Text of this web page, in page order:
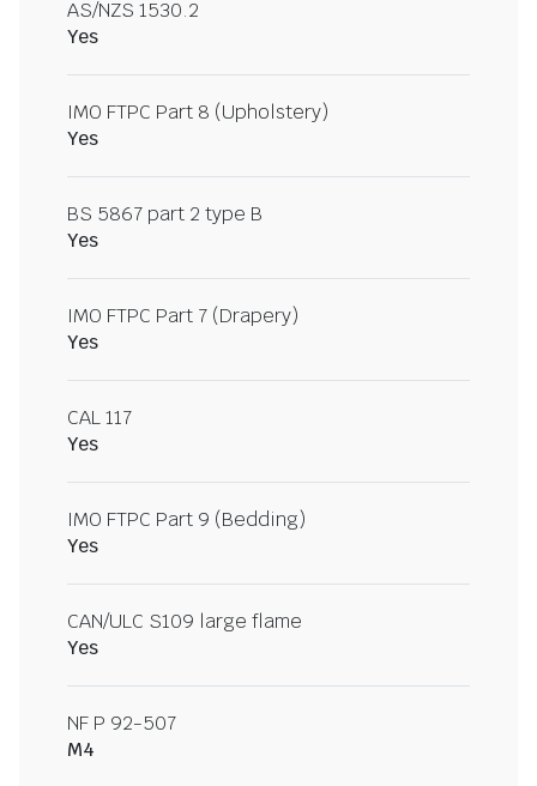
AS/NZS 1530.2
Yes
IMO FTPC Part 8 (Upholstery)
Yes
BS 5867 part 2 type B
Yes
IMO FTPC Part 7 (Drapery)
Yes
CAL 117
Yes
IMO FTPC Part 9 (Bedding)
Yes
CAN/ULC S109 large flame
Yes
NF P 92-507
M4